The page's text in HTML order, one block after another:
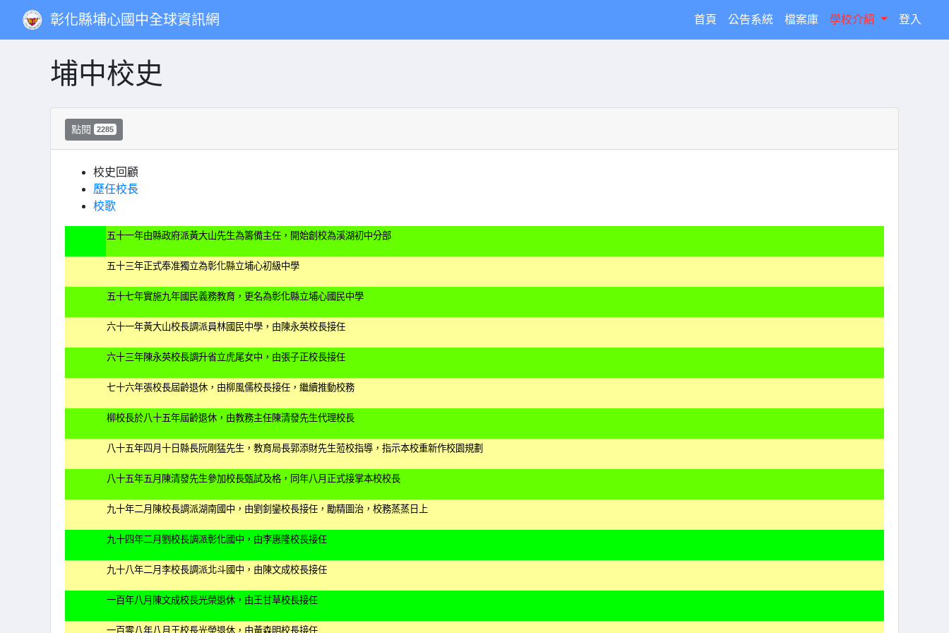
彰化縣埔心國中全球資訊網 首頁 (current)
公告系統 檔案庫 學校介紹 登入
埔中校史
點閱 2285
校史回顧
歷任校長
校歌
五十一年由縣政府派黃大山先生為籌備主任，開始創校為溪湖初中分部
五十三年正式奉准獨立為彰化縣立埔心初級中學
五十七年實施九年國民義務教育，更名為彰化縣立埔心國民中學
六十一年黃大山校長調派員林國民中學，由陳永英校長接任
六十三年陳永英校長調升省立虎尾女中，由張子正校長接任
七十六年張校長屆齡退休，由柳風儒校長接任，繼續推動校務
柳校長於八十五年屆齡退休，由教務主任陳清發先生代理校長
八十五年四月十日縣長阮剛猛先生，教育局長郭添財先生蒞校指導，指示本校重新作校園規劃
八十五年五月陳清發先生參加校長甄試及格，同年八月正式接掌本校校長
九十年二月陳校長調派湖南國中，由劉釗鑾校長接任，勵精圖治，校務蒸蒸日上
九十四年二月劉校長調派彰化國中，由李惠隆校長接任
九十八年二月李校長調派北斗國中，由陳文成校長接任
一百年八月陳文成校長光榮退休，由王甘草校長接任